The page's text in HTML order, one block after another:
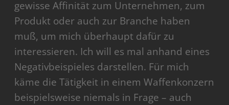
gewisse Affinität zum Unternehmen, zum
Produkt oder auch zur Branche haben
muß, um mich überhaupt dafür zu
interessieren. Ich will es mal anhand eines
Negativbeispieles darstellen. Für mich
käme die Tätigkeit in einem Waffenkonzern
beispielsweise niemals in Frage – auch